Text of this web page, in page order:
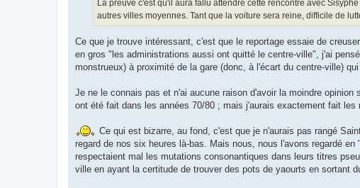
La preuve c'est qu'il aura fallu attendre cette rencontre avec
autres villes moyennes. Tant que la voiture sera reine, difficile de
Ce que je trouve intéressant, c'est que le reportage essaie de
en gros "les administrations aussi ont quitté le centre-ville", j'ai
monstrueux) à proximité de la gare (donc, à l'écart du centre-ville)
Je ne le connais pas et n'ai aucune raison d'avoir la moindre
ont été fait dans les années 70/80 ; mais j'aurais exactement fait les
Ce qui est bizarre, au fond, c'est que je n'aurais pas rangé
regard de nos six heures là-bas. Mais nous, nous l'avons regardé
respectaient mal les mutations consonantiques dans leurs titres
ville en ayant la certitude de trouver des pots de yaourts en sortant